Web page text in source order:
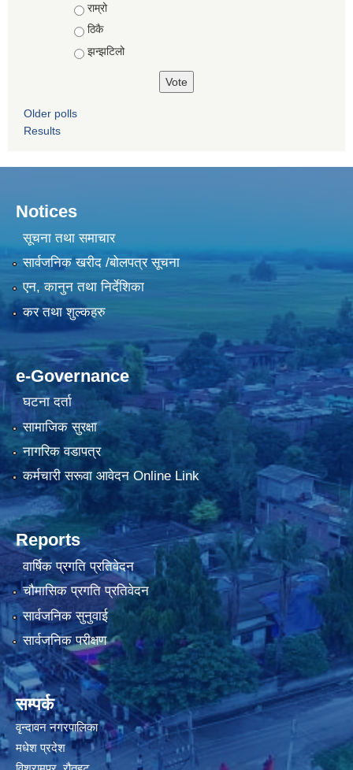
राम्रो
ठिकै
झन्झटिलो
Older polls
Results
Notices
सूचना तथा समाचार
सार्वजनिक खरीद /बोलपत्र सूचना
एन, कानुन तथा निर्देशिका
कर तथा शुल्कहरु
e-Governance
घटना दर्ता
सामाजिक सुरक्षा
नागरिक वडापत्र
कर्मचारी सरूवा आवेदन Online Link
Reports
वार्षिक प्रगति प्रतिवेदन
चौमासिक प्रगति प्रतिवेदन
सार्वजनिक सुनुवाई
सार्वजनिक परीक्षण
सम्पर्क
वृन्दावन नगरपालिका
मधेश प्रदेश